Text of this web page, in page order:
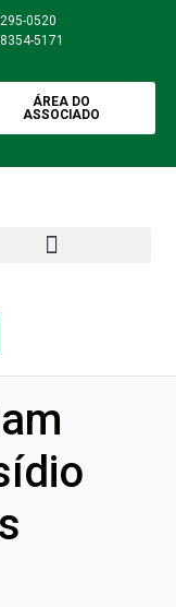
0520
5171
ÁREA DO
ASSOCIADO